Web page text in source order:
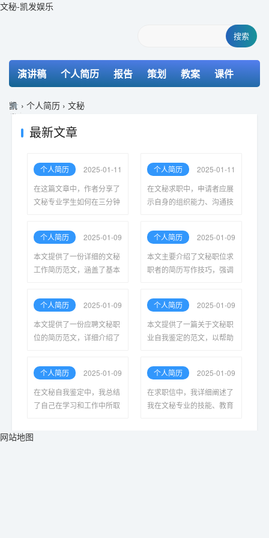
文秘-凯发娱乐
搜索
演讲稿 个人简历 报告 策划 教案
课件
检讨书
主持词
凯
发
› 个人简历 › 文秘
最新文章
个人简历
2025-01-11
在这篇文章中，作者分享了
文秘专业学生如何在三分钟
来职业发展的展望，展现自
信与专业素养。
个人简历
2025-01-11
在文秘求职中，申请者应展
示自身的组织能力、沟通技
展现出积极向上的职业形
象，以获得理想职位。
个人简历
2025-01-09
本文提供了一份详细的文秘
工作简历范文，涵盖了基本
求职竞争力，顺利找到满意
的工作。
个人简历
2025-01-09
本文主要介绍了文秘职位求
职者的简历写作技巧，强调
者提升竞争力，获得面试机
会。
个人简历
2025-01-09
本文提供了一份应聘文秘职
位的简历范文，详细介绍了
教育背景及技能展示，以帮
助求职者突出自己的优势。
个人简历
2025-01-09
本文提供了一篇关于文秘职
业自我鉴定的范文，以帮助
助力个人成长发展的具体思
路。
个人简历
2025-01-09
在文秘自我鉴定中，我总结
了自己在学习和工作中所取
个人简历
2025-01-09
在求职信中，我详细阐述了
我在文秘专业的技能、教育
网站地图